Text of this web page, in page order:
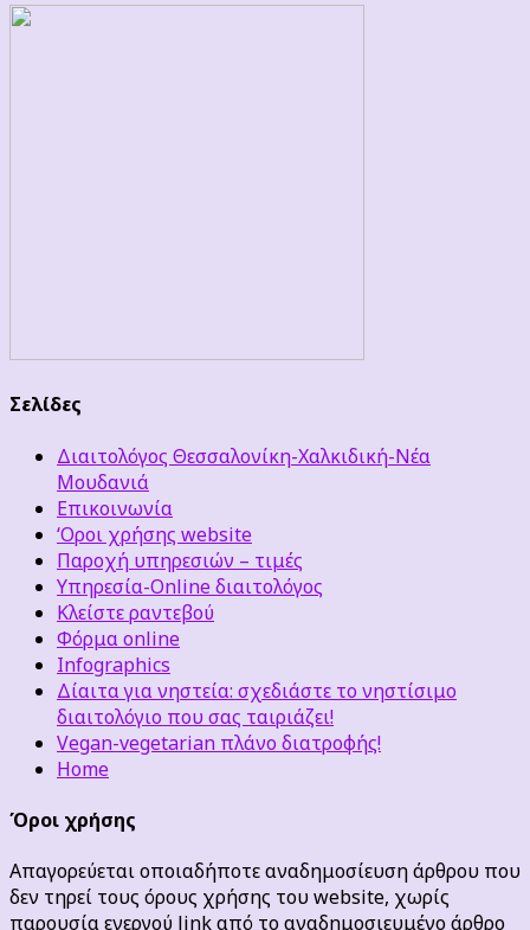
Σελίδες
Διαιτολόγος Θεσσαλονίκη-Χαλκιδική-Νέα
Μουδανιά
Επικοινωνία
‘Οροι χρήσης website
Παροχή υπηρεσιών – τιμές
Υπηρεσία-Online διαιτολόγος
Κλείστε ραντεβού
Φόρμα online
Infographics
Δίαιτα για νηστεία: σχεδιάστε το νηστίσιμο
διαιτολόγιο που σας ταιριάζει!
Vegan-vegetarian πλάνο διατροφής!
Home
Όροι χρήσης
Απαγορεύεται οποιαδήποτε αναδημοσίευση άρθρου που
δεν τηρεί τους όρους χρήσης του website, χωρίς
παρουσία ενεργού link από το αναδημοσιευμένο άρθρο